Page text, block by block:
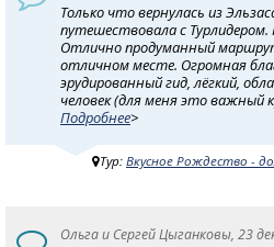
Только что вернулась из
путешествовала с
Отлично продуманный
отличном месте. Огромная
эрудированный гид, лёгкий,
человек (для меня это важный
Подробнее>
Тур: Вкусное Рождество -
Ольга и Сергей Цыганковы, 23